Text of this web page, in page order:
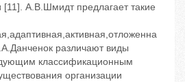
[11]. А.В.Шмидт предлагает такие
различают виды
классификационным
организации